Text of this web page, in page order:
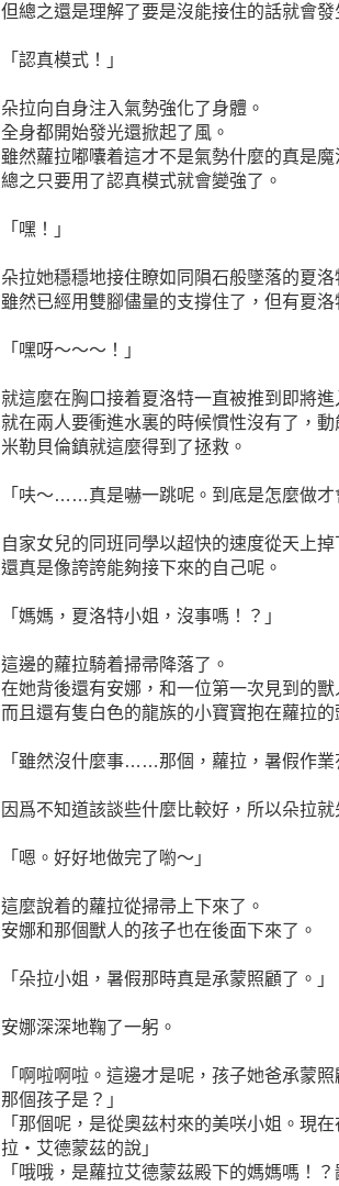
但總之還是理解了要是沒能接住的話就會發
「認真模式！」
朵拉向自身注入氣勢強化了身體。
全身都開始發光還掀起了風。
雖然蘿拉嘟囔着這才不是氣勢什麼的真是
總之只要用了認真模式就會變強了。
「嘿！」
朵拉她穩穩地接住瞭如同隕石般墜落的夏洛
雖然已經用雙腳儘量的支撐住了，但有夏
「嘿呀～～～！」
就這麼在胸口接着夏洛特一直被推到即將進
就在兩人要衝進水裏的時候慣性沒有了，動
米勒貝倫鎮就這麼得到了拯救。
「呋～……真是嚇一跳呢。到底是怎麼做才
自家女兒的同班同學以超快的速度從天上
還真是像誇誇能夠接下來的自己呢。
「媽媽，夏洛特小姐，沒事嗎！？」
這邊的蘿拉騎着掃帚降落了。
在她背後還有安娜，和一位第一次見到的獸
而且還有隻白色的龍族的小寶寶抱在蘿拉的
「雖然沒什麼事……那個，蘿拉，暑假作業
因爲不知道該談些什麼比較好，所以朵拉
「嗯。好好地做完了喲～」
這麼說着的蘿拉從掃帚上下來了。
安娜和那個獸人的孩子也在後面下來了。
「朵拉小姐，暑假那時真是承蒙照顧了。」
安娜深深地鞠了一躬。
「啊啦啊啦。這邊才是呢，孩子她爸承蒙
那個孩子是？」
「那個呢，是從奧茲村來的美咲小姐。現
拉‧艾德蒙茲的說」
「哦哦，是蘿拉艾德蒙茲殿下的媽媽嗎！